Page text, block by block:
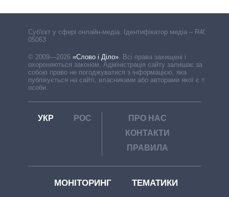
Cуб'єкт у сфері онлайн-медіа. Ідентифікатор медіа – R40-
05063
© 2009—2026 «Слово і Діло». Всі права захищені і
охороняються законом. Адміністрація сайту залишає за
собою право не погоджуватися з інформацією, яка
публікується на сайті, власниками або авторами якої є треті
особи.
УКР РОС
ПРО НАС
КОНТАКТИ
ПРАВИЛА
МОНІТОРИНГ ТЕМАТИКИ